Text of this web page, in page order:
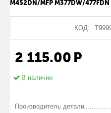
M452DN/MFP M377DW/477FDN
КОД:
2 115.00 Р
В наличии
Производитель детали